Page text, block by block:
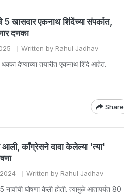
5 खासदार एकनाथ शिंदेंच्या संपर्कात,
दणका
Written by Rahul Jadhav
धक्का देण्याच्या तयारीत एकनाथ शिंदे आहेत.
Share
आली, काँग्रेसने दावा केलेल्या 'त्या'
Written by Rahul Jadhav
नावांची घोषणा केली होती. त्यामुळे आतापर्यंत 80